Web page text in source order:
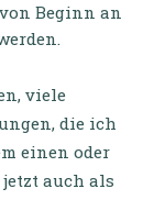
Beginn an
viele
die ich
einen oder
auch als